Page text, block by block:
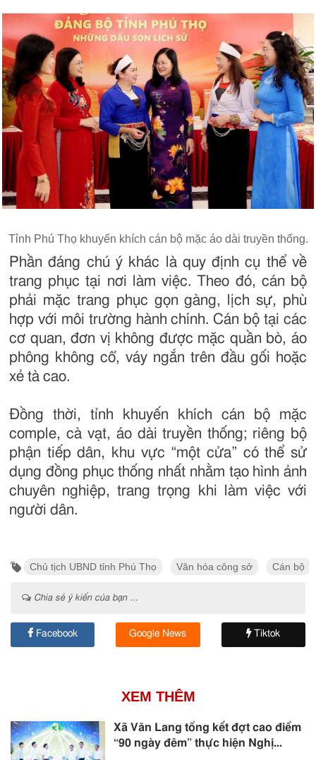
Tỉnh Phú Thọ khuyến khích cán bộ mặc áo dài truyền thống.
Phần đáng chú ý khác là quy định cụ thể về
trang phục tại nơi làm việc. Theo đó, cán bộ
phải mặc trang phục gọn gàng, lịch sự, phù
hợp với môi trường hành chính. Cán bộ tại các
cơ quan, đơn vị không được mặc quần bò, áo
phông không cổ, váy ngắn trên đầu gối hoặc
xẻ tà cao.
Đồng thời, tỉnh khuyến khích cán bộ mặc
comple, cà vạt, áo dài truyền thống; riêng bộ
phận tiếp dân, khu vực “một cửa” có thể sử
dụng đồng phục thống nhất nhằm tạo hình ảnh
chuyên nghiệp, trang trọng khi làm việc với
người dân.
Chủ tịch UBND tỉnh Phú Thọ Văn hóa công sở Cán bộ
Chia sẻ ý kiến của bạn ...
Facebook Google News Tiktok
XEM THÊM
Xã Văn Lang tổng kết đợt cao điểm
“90 ngày đêm” thực hiện Nghị...